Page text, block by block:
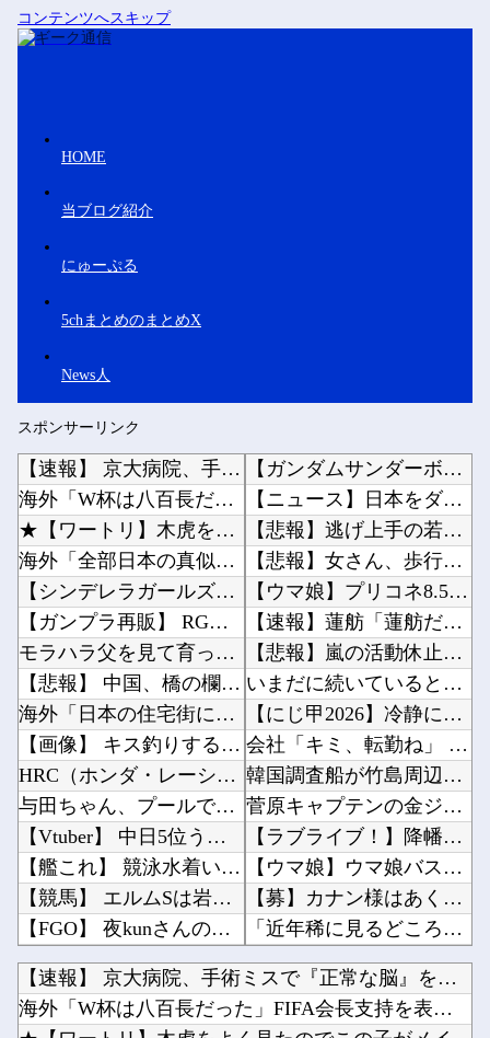
コンテンツへスキップ
HOME
当ブログ紹介
にゅーぷる
5chまとめのまとめX
News人
スポンサーリンク
【速報】 京大病院、手術ミスで『正常な脳』を摘出 → 患者は自発呼吸不可能な植物状態に
海外「W杯は八百長だった」FIFA会長支持を表明したサッカー協会に海外大騒ぎ！（海外の反応...
★【ワートリ】木虎をよく見たのでこの子がメインヒロインだと思ってたら、はじめて読んだとき違...
海外「全部日本の真似だったのか…」 日本の普通のテレビ番組が最新SNSの数十年先を行ってい...
【シンデレラガールズ】 百鬼夜行をテーマとしたPOP UP SHOPが東京・大阪にて開催
【ガンプラ再販】 RG「ストライクフリーダムガンダム ディアクティブモード」ほか【11時予...
モラハラ父を見て育ったせいで結婚に希望が持てない私。それなのに長男から結婚を急かされてしま...
【悲報】 中国、橋の欄干が強風一発で粉々に 鉄筋ゼロ 当局「接着剤でくっつけただけ」「正常...
海外「日本の住宅街にこんなレ●プ魔が潜んでるとかマジかよ…さすがHENTAIの国…」
【画像】 キス釣りするんや
HRC（ホンダ・レーシング）折原氏「以前のF1プロジェクトを経験した専門家を何人か呼び戻し...
与田ちゃん、プールで泳いでる姿を公開！！！【元乃木坂46】
【Vtuber】 中日5位うおおおおおおおおおおおおおおおお
【艦これ】 競泳水着いんのかよ
【競馬】 エルムSは岩田望騎乗のルクソールカフェがV
【FGO】 夜kunさんのモルガンイラスト！！ 蝶の羽好きです！
私の彼に裏表がなさすぎる 第3話
【パズドラ】 パズパス限定追加報酬「★7以上夏休みガチャ×3連」キタ━━━━(゜∀゜)━━...
「途中から急激につまらなくなった漫画」←思い浮かべた作品
【ガンダムサンダーボルト】自分から手足を切り落すなんて…他
【ニュース】日本をダメにした総理大臣、ワースト１位が同点でこの人ｗｗｗｗｗｗ他
【悲報】逃げ上手の若君、2期放映中なのに全く話題にならない他
【悲報】女さん、歩行者を轢いた挙句、道路に倒れてどえらいことになってしまうw w w w ...
【ウマ娘】プリコネ8.5周年直前生放送にて、プリコネ×ウマ娘コラボの開催について告知が！？...
【速報】蓮舫「蓮舫だから叩いて良いという報道」 ネット「高市だから叩いて良いをやってるのが...
【悲報】嵐の活動休止の影響か…相葉雅紀のレコメンが9月いっぱいで終了へ他
いまだに続いていると聞いてビビる漫画「ながされて藍蘭島」「咲」「らき☆すた」他
【にじ甲2026】冷静に考えるとなんだこのえっっっな格好は…？他
会社「キミ、転勤ね」 男性社員「なら辞めますわ」 → 凄いことになるｗｗｗｗｗｗ他
韓国調査船が竹島周辺の日本EEZ内で調査か、ワイヤのようなもの海中に投入…外務省が抗議！他
菅原キャプテンの金ジャージｷﾀ━(ﾟ∀ﾟ)━!【乃木坂46】他
【ラブライブ！】降幡愛さんがドッキリGPに出演！！！！他
【ウマ娘】ウマ娘バストTOP20他
【募】カナン様はあくまでチョロいでエッチしたいキャラ【画像】他
「近年稀に見るどころの話じゃないぞ」と台風15号の予想進路に困惑する人が多数、偏西風が全く...
岸田文雄「日米の為替介入は一時しのぎに過ぎない。私なら円を強くすることが出来る」他
海外「日本は戦勝国なんだよ」 戦後の日本人の特別な生き様に各国から称賛の声他
【にじさんじ】ソフィ「８８８✨ ぞろ目ってなんか嬉しくなるよね！！」他
【速報】 京大病院、手術ミスで『正常な脳』を摘出 → 患者は...
海外「W杯は八百長だった」FIFA会長支持を表明したサッカー...